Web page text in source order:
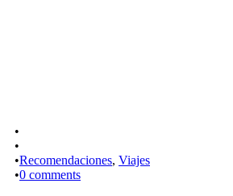
•
•
•Recomendaciones, Viajes
•0 comments